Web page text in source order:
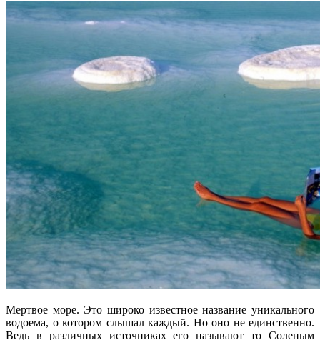
Мертвое море. Это широко известное название уникального
водоема, о котором слышал каждый. Но оно не единственно.
Ведь в различных источниках его называют то Соленым